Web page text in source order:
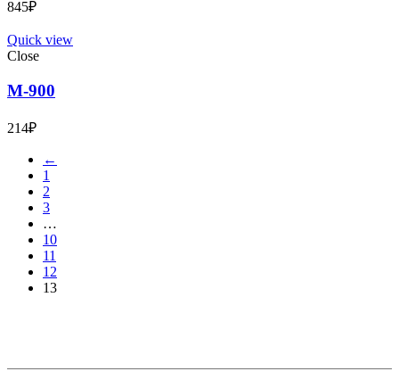
845₽
Quick view
Close
М-900
214₽
←
1
2
3
…
10
11
12
13